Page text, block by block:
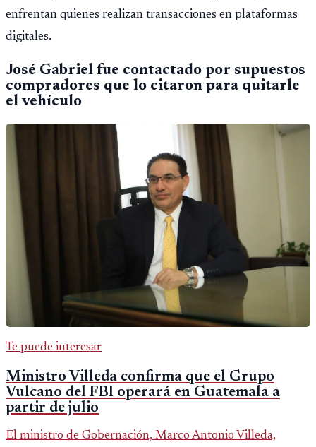
enfrentan quienes realizan transacciones en plataformas
digitales.
José Gabriel fue contactado por supuestos
compradores que lo citaron para quitarle
el vehículo
Te puede interesar
Ministro Villeda confirma que el Grupo
Vulcano del FBI operará en Guatemala a
partir de julio
El ministro de Gobernación, Marco Antonio Villeda,